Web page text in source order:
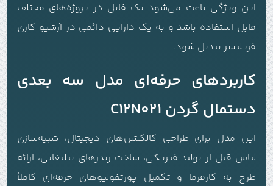
این ویژگی باعث می‌شود یک فایل در پروژه‌های مختلف
قابل استفاده باشد و به یک دارایی دائمی در آرشیو کاری
فریلنسر تبدیل شود.
کاربردهای حرفه‌ای مدل سه بعدی
دستمال گردن C12N021
این مدل برای طراحی کالکشن‌های دیجیتال، شبیه‌سازی
لباس قبل از تولید فیزیکی، ساخت رندرهای تبلیغاتی، ارائه
طرح به کارفرما و تکمیل پورتفولیوهای حرفه‌ای کاملاً